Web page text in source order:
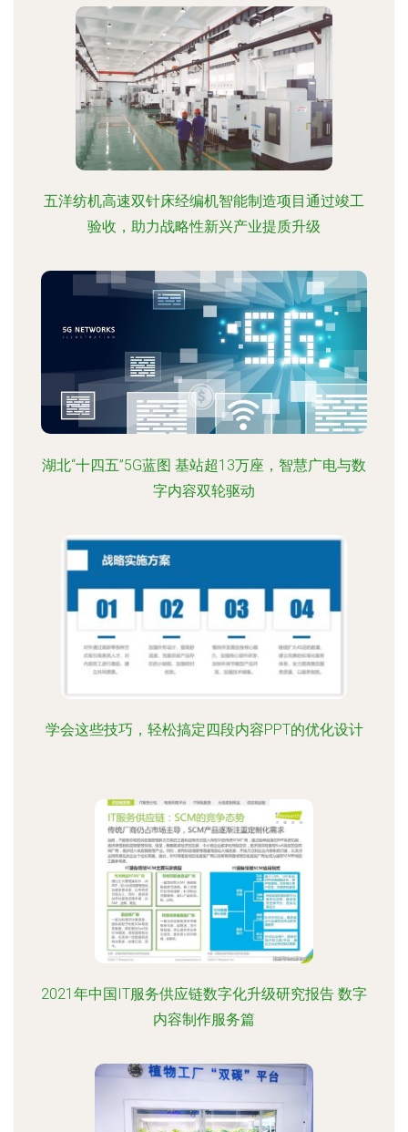
五洋纺机高速双针床经编机智能制造项目通过竣工
验收，助力战略性新兴产业提质升级
湖北“十四五”5G蓝图 基站超13万座，智慧广电与数
字内容双轮驱动
学会这些技巧，轻松搞定四段内容PPT的优化设计
2021年中国IT服务供应链数字化升级研究报告 数字
内容制作服务篇